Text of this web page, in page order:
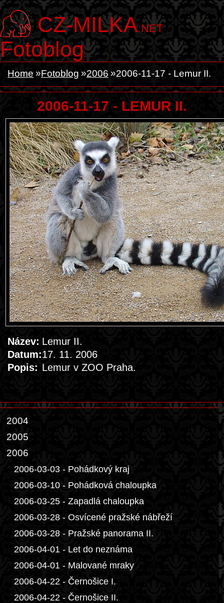
CZ-MILKA.NET
Fotoblog
Home Fotoblog 2006 2006-11-17 - Lemur II.
2006-11-17 - LEMUR II.
Název: Lemur II.
Datum:17. 11. 2006
Popis: Lemur v ZOO Praha.
2004
2005
2006
2006-03-03 - Pohádkový kraj
2006-03-10 - Pohádková chaloupka
2006-03-25 - Zapadlá chaloupka
2006-03-28 - Osvícené pražské nábřeží
2006-03-28 - Pražské panorama II.
2006-04-01 - Let do neznáma
2006-04-01 - Malované mraky
2006-04-22 - Černošice I.
2006-04-22 - Černošice II.